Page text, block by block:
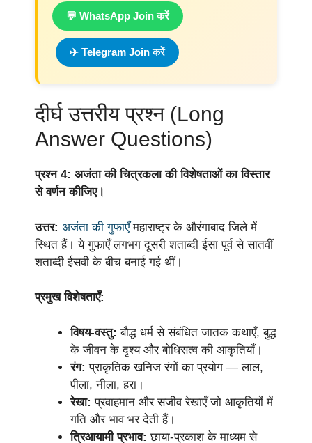
💬 WhatsApp Join करें
✈️ Telegram Join करें
दीर्घ उत्तरीय प्रश्न (Long
Answer Questions)
प्रश्न 4: अजंता की चित्रकला की विशेषताओं का विस्तार
से वर्णन कीजिए।
उत्तर: अजंता की गुफाएँमहाराष्ट्र के औरंगाबाद जिले में
स्थित हैं। ये गुफाएँ लगभग दूसरी शताब्दी ईसा पूर्व से सातवीं
शताब्दी ईसवी के बीच बनाई गई थीं।
प्रमुख विशेषताएँ:
विषय-वस्तु: बौद्ध धर्म से संबंधित जातक कथाएँ, बुद्ध
के जीवन के दृश्य और बोधिसत्व की आकृतियाँ।
रंग: प्राकृतिक खनिज रंगों का प्रयोग — लाल,
पीला, नीला, हरा।
रेखा: प्रवाहमान और सजीव रेखाएँ जो आकृतियों में
गति और भाव भर देती हैं।
त्रिआयामी प्रभाव: छाया-प्रकाश के माध्यम से